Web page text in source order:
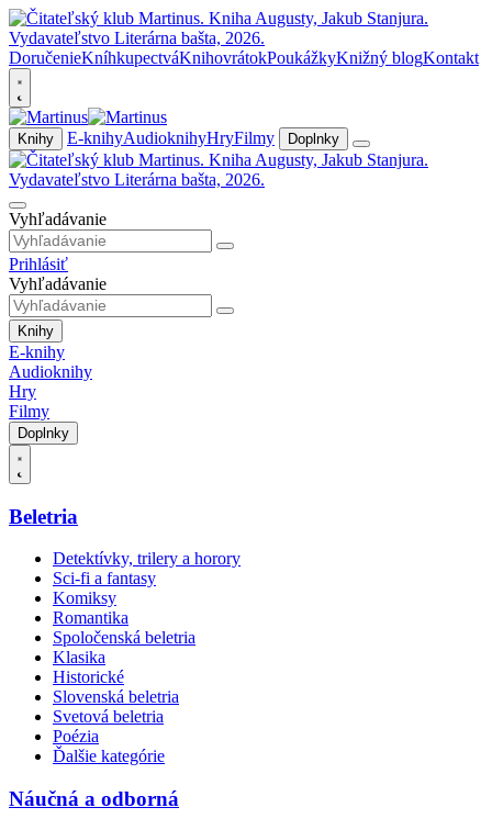
DoručenieKníhkupectváKnihovrátokPoukážkyKnižný blogKontakt
Knihy E-knihyAudioknihyHryFilmy Doplnky
Vyhľadávanie
Prihlásiť
Vyhľadávanie
Knihy
E-knihy
Audioknihy
Hry
Filmy
Doplnky
Beletria
Detektívky, trilery a horory
Sci-fi a fantasy
Komiksy
Romantika
Spoločenská beletria
Klasika
Historické
Slovenská beletria
Svetová beletria
Poézia
Ďalšie kategórie
Náučná a odborná